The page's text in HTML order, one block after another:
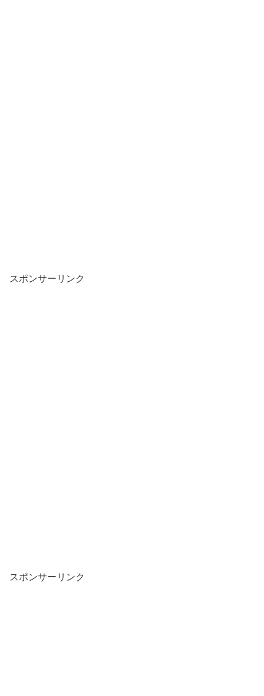
スポンサーリンク
スポンサーリンク